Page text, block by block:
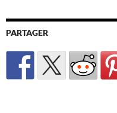
PARTAGER